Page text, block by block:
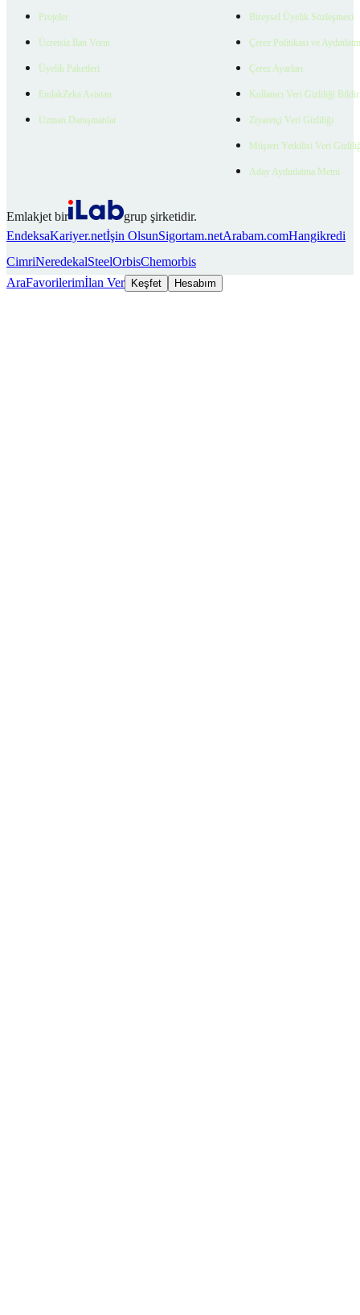
Projeler
Ücretsiz İlan Verin
Üyelik Paketleri
EmlakZeka Asistan
Uzman Danışmanlar
Bireysel Üyelik Sözleşmesi
Çerez Politikası ve
Çerez Ayarları
Kullanıcı Veri Gizliliği
Ziyaretçi Veri Gizliliği
Müşteri Yetkilisi Veri
Aday Aydınlatma Metni
Emlakjet bir
grup şirketidir.
EndeksaKariyer.netİşin OlsunSigortam.netArabam.comHangikredi
CimriNeredekalSteelOrbisChemorbis
AraFavorilerimİlan Ver Keşfet Hesabım